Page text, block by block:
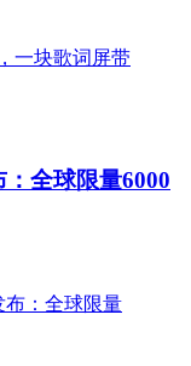
全球限量6000